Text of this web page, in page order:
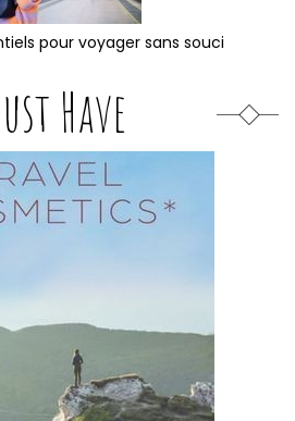
pour voyager sans souci
Have